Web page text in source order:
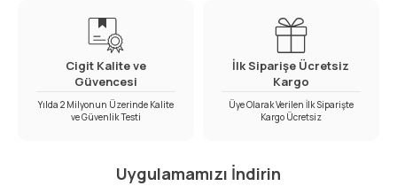
Cigit Kalite ve
Güvencesi
Yılda 2 Milyonun Üzerinde Kalite
ve Güvenlik Testi
İlk Siparişe Ücretsiz
Kargo
Üye Olarak Verilen İlk Siparişte
Kargo Ücretsiz
Uygulamamızı İndirin